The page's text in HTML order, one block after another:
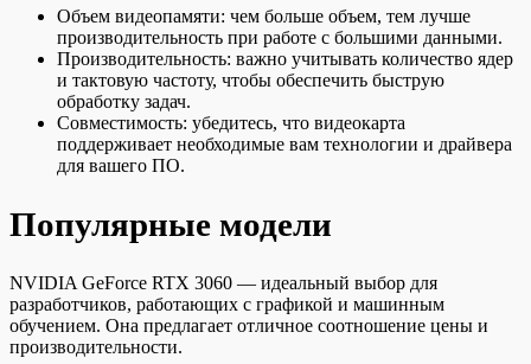
Объем видеопамяти: чем больше объем, тем лучше
производительность при работе с большими данными.
Производительность: важно учитывать количество ядер
и тактовую частоту, чтобы обеспечить быструю
обработку задач.
Совместимость: убедитесь, что видеокарта
поддерживает необходимые вам технологии и драйвера
для вашего ПО.
Популярные модели
NVIDIA GeForce RTX 3060 — идеальный выбор для
разработчиков, работающих с графикой и машинным
обучением. Она предлагает отличное соотношение цены и
производительности.